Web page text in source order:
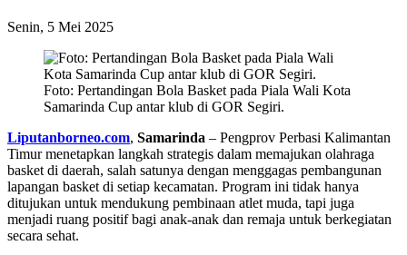
Senin, 5 Mei 2025
Foto: Pertandingan Bola Basket pada Piala Wali Kota
Samarinda Cup antar klub di GOR Segiri.
Liputanborneo.com, Samarinda – Pengprov Perbasi Kalimantan
Timur menetapkan langkah strategis dalam memajukan olahraga
basket di daerah, salah satunya dengan menggagas pembangunan
lapangan basket di setiap kecamatan. Program ini tidak hanya
ditujukan untuk mendukung pembinaan atlet muda, tapi juga
menjadi ruang positif bagi anak-anak dan remaja untuk berkegiatan
secara sehat.